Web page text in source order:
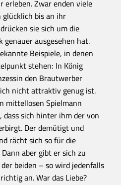
Zwar enden viele
bis an ihr
sie sich um die
genauer ausgesehen hat.
Beispiele, in denen
stehen: In König
den Brautwerber
nicht attraktiv genug ist.
mittellosen Spielmann
sich hinter ihm der von
Der demütigt und
rächt sich so für die
aber gibt er sich zu
beiden – so wird jedenfalls
an. War das Liebe?